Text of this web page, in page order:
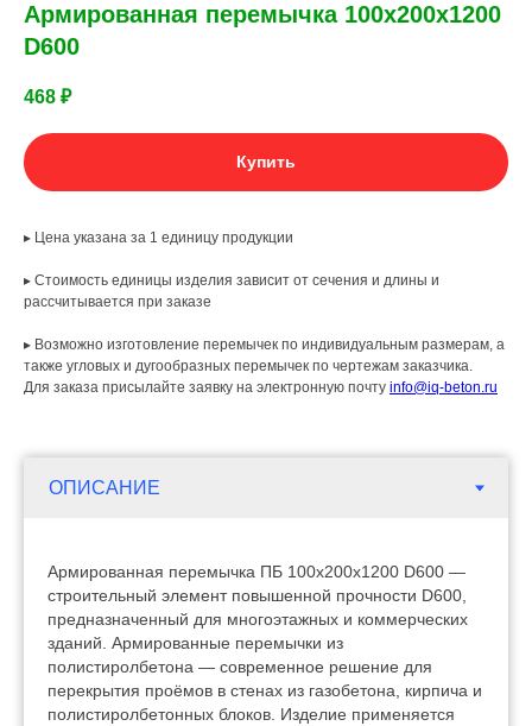
Армированная перемычка 100х200х1200
D600
468 ₽
Купить
▸ Цена указана за 1 единицу продукции
▸ Стоимость единицы изделия зависит от сечения и длины и
рассчитывается при заказе
▸ Возможно изготовление перемычек по индивидуальным размерам, а
также угловых и дугообразных перемычек по чертежам заказчика.
Для заказа присылайте заявку на электронную почту info@iq-beton.ru
Армированная перемычка ПБ 100х200х1200 D600 —
строительный элемент повышенной прочности D600,
предназначенный для многоэтажных и коммерческих
зданий. Армированные перемычки из
полистиролбетона — современное решение для
перекрытия проёмов в стенах из газобетона, кирпича и
полистиролбетонных блоков. Изделие применяется